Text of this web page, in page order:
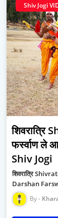
Shiv Jogi
शिवरात्रि
फर्स्वाण ले
Shiv Jogi
शिवरात्रि
Darshan